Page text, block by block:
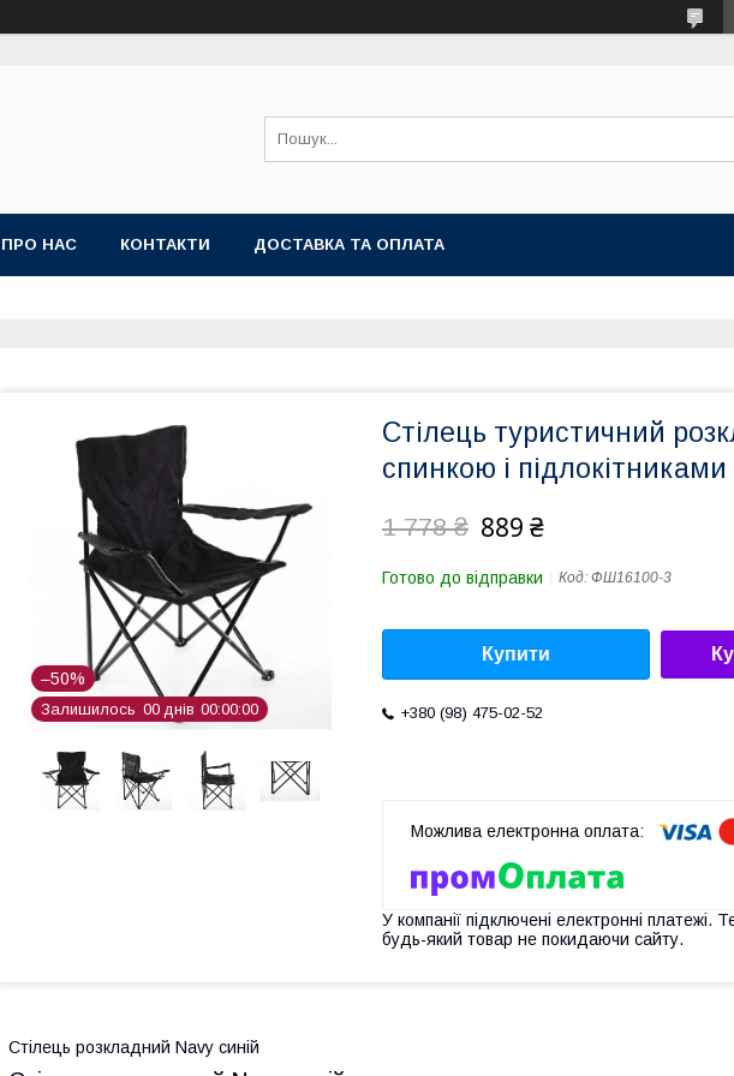
ПРО НАС КОНТАКТИ ДОСТАВКА ТА ОПЛАТА
–50%
Залишилось 00 днів 00 00 00
Стілець туристичний
спинкою і
1 778 ₴ 889 ₴
Готово до відправки Код: ФШ16100-3
Купити
+380 (98) 475-02-52
У компанії підключені електронні платежі.
будь-який товар не покидаючи сайту.
Стілець розкладний Navy синій